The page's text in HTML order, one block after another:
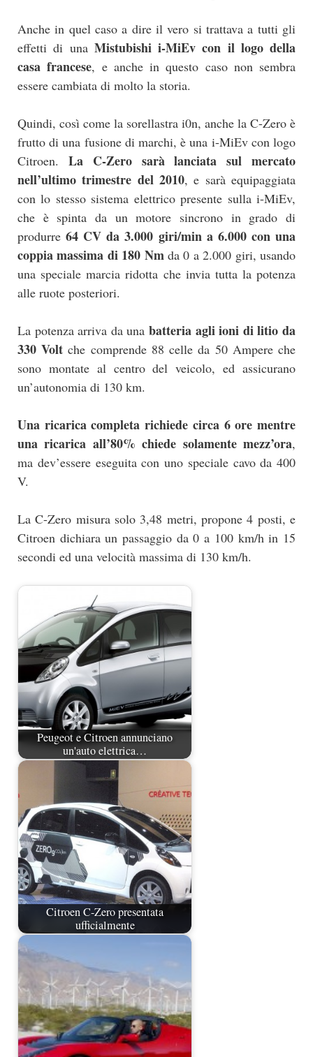
Anche in quel caso a dire il vero si trattava a tutti gli
effetti di una Mistubishi i-MiEv con il logo della
casa francese, e anche in questo caso non sembra
essere cambiata di molto la storia.
Quindi, così come la sorellastra i0n, anche la C-Zero è
frutto di una fusione di marchi, è una i-MiEv con logo
Citroen. La C-Zero sarà lanciata sul mercato
nell’ultimo trimestre del 2010, e sarà equipaggiata
con lo stesso sistema elettrico presente sulla i-MiEv,
che è spinta da un motore sincrono in grado di
produrre64 CV da 3.000 giri/min a 6.000 con una
coppia massima di 180 Nm da 0 a 2.000 giri, usando
una speciale marcia ridotta che invia tutta la potenza
alle ruote posteriori.
La potenza arriva da una batteria agli ioni di litio da
330 Volt che comprende 88 celle da 50 Ampere che
sono montate al centro del veicolo, ed assicurano
un’autonomia di 130 km.
Una ricarica completa richiede circa 6 ore mentre
una ricarica all’80% chiede solamente mezz’ora,
ma dev’essere eseguita con uno speciale cavo da 400
V.
La C-Zero misura solo 3,48 metri, propone 4 posti, e
Citroen dichiara un passaggio da 0 a 100 km/h in 15
secondi ed una velocità massima di 130 km/h.
Peugeot e Citroen annunciano
un'auto elettrica…
Citroen C-Zero presentata
ufficialmente